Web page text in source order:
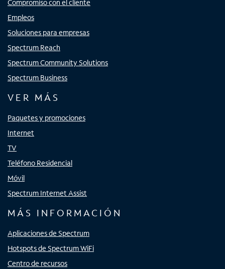
Compromiso con el cliente
Empleos
Soluciones para empresas
Spectrum Reach
Spectrum Community Solutions
Spectrum Business
VER MÁS
Paquetes y promociones
Internet
TV
Teléfono Residencial
Móvil
Spectrum Internet Assist
MÁS INFORMACIÓN
Aplicaciones de Spectrum
Hotspots de Spectrum WiFi
Centro de recursos